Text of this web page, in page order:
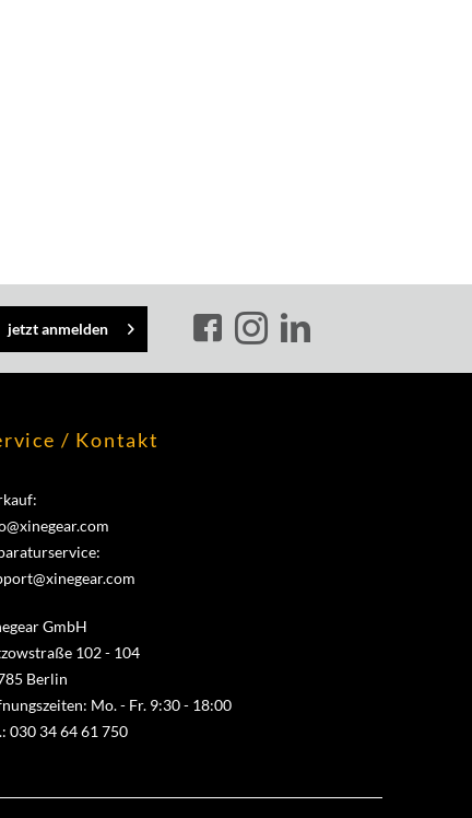
jetzt anmelden
/ Kontakt
GmbH
102 - 104
Berlin
Mo. - Fr. 9:30 - 18:00
030 34 64 61 750